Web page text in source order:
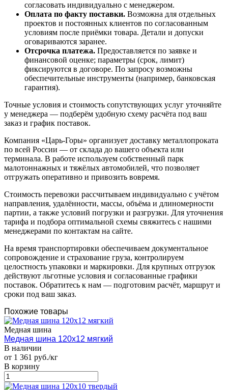
согласовать индивидуально с менеджером.
Оплата по факту поставки. Возможна для отдельных
проектов и постоянных клиентов по согласованным
условиям после приёмки товара. Детали и допуски
оговариваются заранее.
Отсрочка платежа. Предоставляется по заявке и
финансовой оценке; параметры (срок, лимит)
фиксируются в договоре. По запросу возможны
обеспечительные инструменты (например, банковская
гарантия).
Точные условия и стоимость сопутствующих услуг уточняйте
у менеджера — подберём удобную схему расчёта под ваш
заказ и график поставок.
Компания «Царь-Горы» организует доставку металлопроката
по всей России — от склада до вашего объекта или
терминала. В работе используем собственный парк
малотоннажных и тяжёлых автомобилей, что позволяет
отгружать оперативно и привозить вовремя.
Стоимость перевозки рассчитываем индивидуально с учётом
направления, удалённости, массы, объёма и длиномерности
партии, а также условий погрузки и разгрузки. Для уточнения
тарифа и подбора оптимальной схемы свяжитесь с нашими
менеджерами по контактам на сайте.
На время транспортировки обеспечиваем документальное
сопровождение и страхование груза, контролируем
целостность упаковки и маркировки. Для крупных отгрузок
действуют льготные условия и согласованные графики
поставок. Обратитесь к нам — подготовим расчёт, маршрут и
сроки под ваш заказ.
Похожие товары
Медная шина
Медная шина 120х12 мягкий
В наличии
от 1 361 руб./кг
В корзину